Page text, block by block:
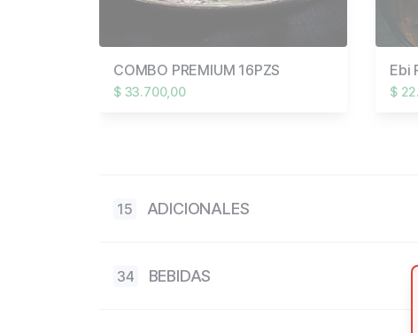
COMBO PREMIUM 16PZS
$ 33.700,00
Ebi
$
15 ADICIONALES
34 BEBIDAS